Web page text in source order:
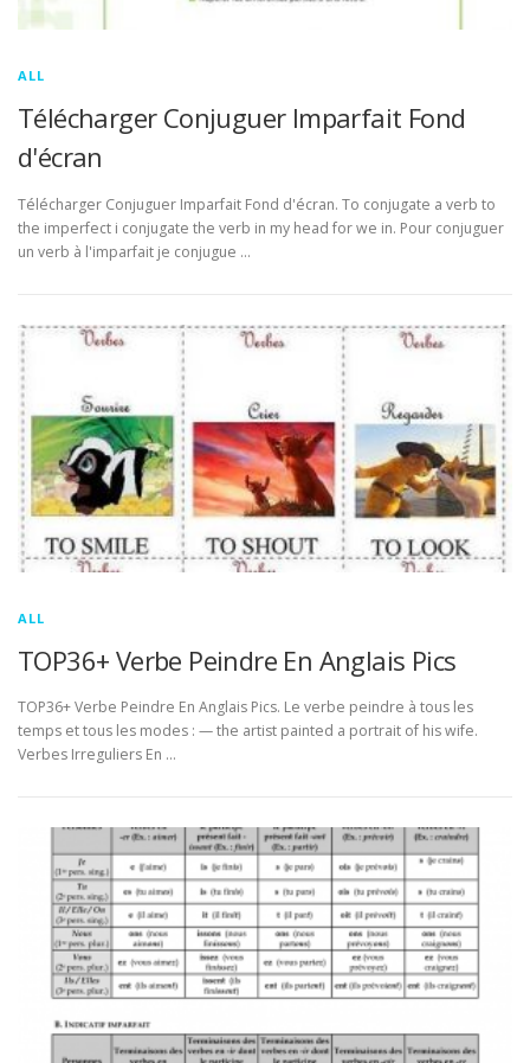
ALL
Télécharger Conjuguer Imparfait Fond
d'écran
Télécharger Conjuguer Imparfait Fond d'écran. To conjugate a verb to
the imperfect i conjugate the verb in my head for we in. Pour conjuguer
un verb à l'imparfait je conjugue …
ALL
TOP36+ Verbe Peindre En Anglais Pics
TOP36+ Verbe Peindre En Anglais Pics. Le verbe peindre à tous les
temps et tous les modes : — the artist painted a portrait of his wife.
Verbes Irreguliers En …